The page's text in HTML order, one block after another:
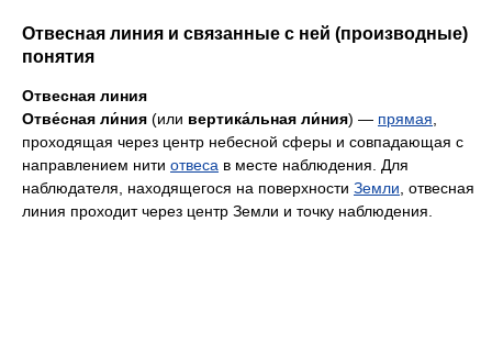
Отвесная линия и связанные с ней (производные)
понятия
Отвесная линия
Отве́сная ли́ния (или вертика́льная ли́ния) — прямая
проходящая через центр небесной сферы и совпадающая с
направлением нити отвеса в месте наблюдения. Для
наблюдателя, находящегося на поверхности Земли , отвесная
линия проходит через центр Земли и точку наблюдения.